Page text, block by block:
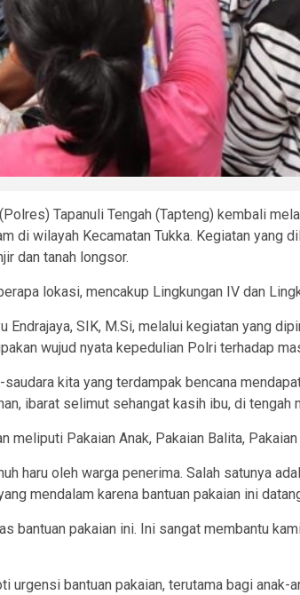
Tapanuli Tengah (Tapteng) kembali
di wilayah Kecamatan Tukka. Kegiatan
dan tanah longsor.
lokasi, mencakup Lingkungan IV dan
Endrajaya, SIK, M.Si, melalui kegiatan yang
wujud nyata kepedulian Polri terhadap
kita yang terdampak bencana
ibarat selimut sehangat kasih ibu, di tengah
meliputi Pakaian Anak, Pakaian Balita,
haru oleh warga penerima. Salah satunya
mendalam karena bantuan pakaian ini
bantuan pakaian ini. Ini sangat membantu
urgensi bantuan pakaian, terutama bagi